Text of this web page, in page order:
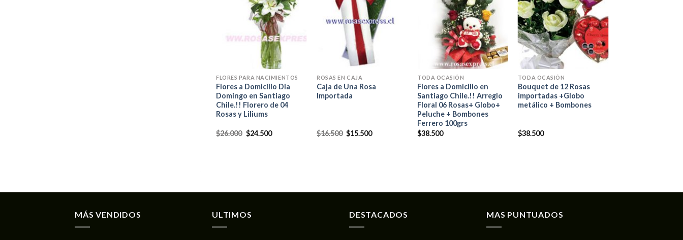
FLORES PARA NACIMIENTOS
Flores a Domicilio Dia
Domingo en Santiago
Chile.!! Florero de 04
Rosas y Liliums
$26.000 $24.500
ROSAS EN CAJA
Caja de Una Rosa
Importada
$16.500 $15.500
TODA OCASIÓN
Flores a Domicilio en
Santiago Chile.!! Arreglo
Floral 06 Rosas+ Globo+
Peluche + Bombones
Ferrero 100grs
$38.500
+
TODA OCASIÓN
Bouquet de 12 Rosas
importadas +Globo
metálico + Bombones
$38.500
MÁS VENDIDOS ULTIMOS DESTACADOS MAS PUNTUADOS